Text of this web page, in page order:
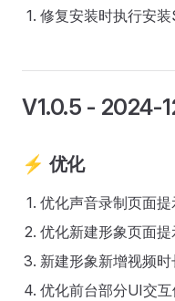
修复安装时执行安
V1.0.5 - 2024-
⚡ 优化
优化声音录制页面
优化新建形象页面
新建形象新增视频
优化前台部分UI交